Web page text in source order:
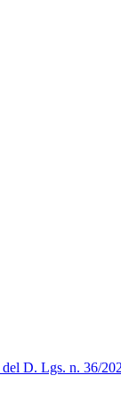
D. Lgs. n. 36/